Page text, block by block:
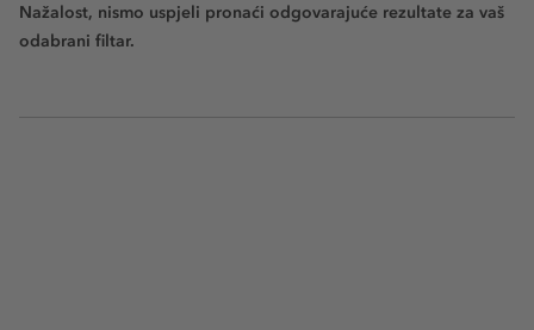
Nažalost, nismo uspjeli pronaći odgovarajuće rezultate za vaš
odabrani filtar.